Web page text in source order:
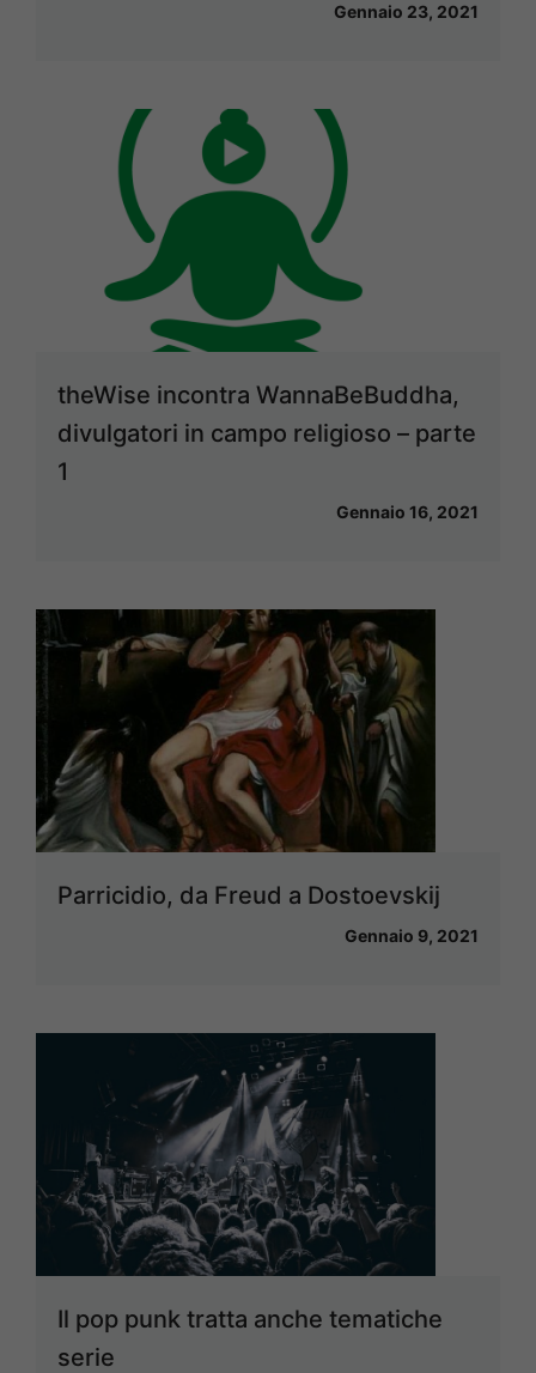
Gennaio 23, 2021
theWise incontra WannaBeBuddha,
divulgatori in campo religioso – parte
1
Gennaio 16, 2021
Parricidio, da Freud a Dostoevskij
Gennaio 9, 2021
Il pop punk tratta anche tematiche
serie